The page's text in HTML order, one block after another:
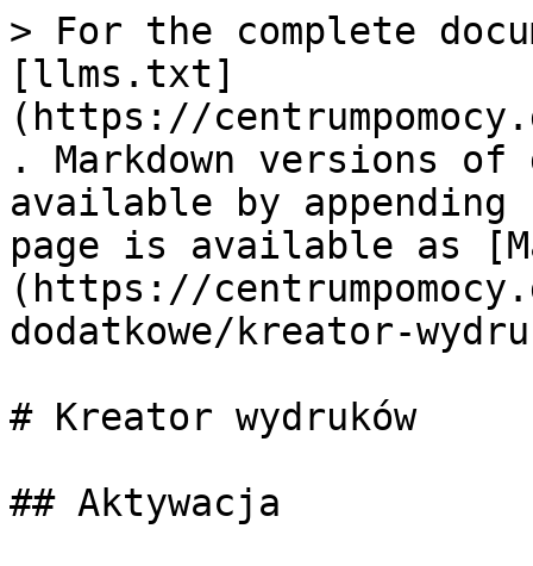
> For the complete
[llms.txt]
(https://
. Markdown versions of
available by
page is available as
(https://
dodatkowe/kreator-
# Kreator wydruków
## Aktywacja